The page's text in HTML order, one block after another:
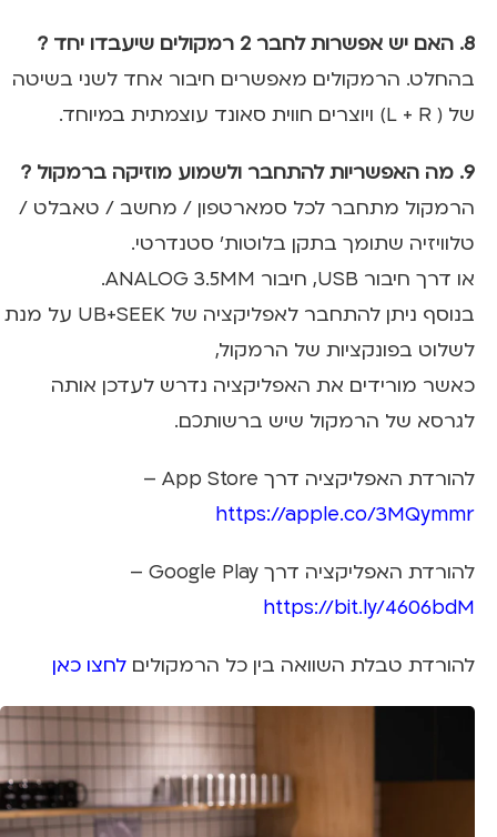
8. האם יש אפשרות לחבר 2 רמקולים שיעבדו יחד ?
בהחלט. הרמקולים מאפשרים חיבור אחד לשני בשיטה
של ( L + R) ויוצרים חווית סאונד עוצמתית במיוחד.
9. מה האפשריות להתחבר ולשמוע מוזיקה ברמקול ?
הרמקול מתחבר לכל סמארטפון / מחשב / טאבלט /
טלוויזיה שתומך בתקן בלוטות׳ סטנדרטי.
או דרך חיבור USB, חיבור ANALOG 3.5MM.
בנוסף ניתן להתחבר לאפליקציה של UB+SEEK על מנת
לשלוט בפונקציות של הרמקול,
כאשר מורידים את האפליקציה נדרש לעדכן אותה
לגרסא של הרמקול שיש ברשותכם.
להורדת האפליקציה דרך App Store –
https://apple.co/3MQymmr
להורדת האפליקציה דרך Google Play –
https://bit.ly/4606bdM
להורדת טבלת השוואה בין כל הרמקולים לחצו כאן